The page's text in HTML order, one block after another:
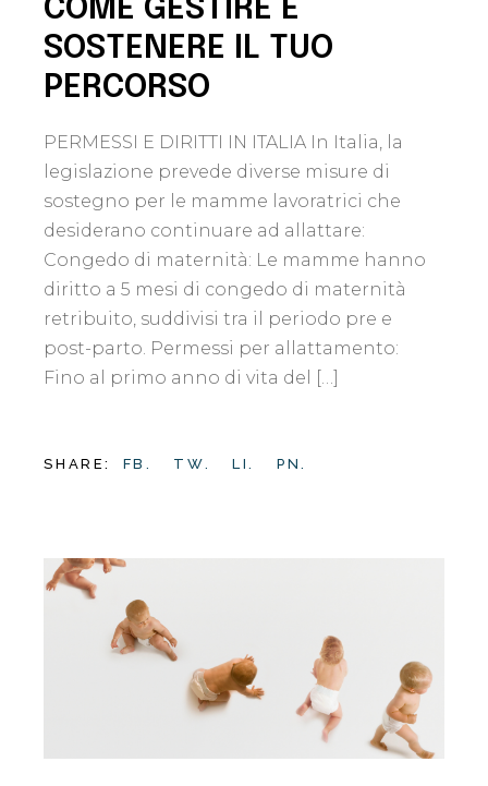
COME GESTIRE E
SOSTENERE IL TUO
PERCORSO
PERMESSI E DIRITTI IN ITALIA In Italia, la
legislazione prevede diverse misure di
sostegno per le mamme lavoratrici che
desiderano continuare ad allattare:
Congedo di maternità: Le mamme hanno
diritto a 5 mesi di congedo di maternità
retribuito, suddivisi tra il periodo pre e
post-parto. Permessi per allattamento:
Fino al primo anno di vita del […]
SHARE: FB. TW. LI. PN.